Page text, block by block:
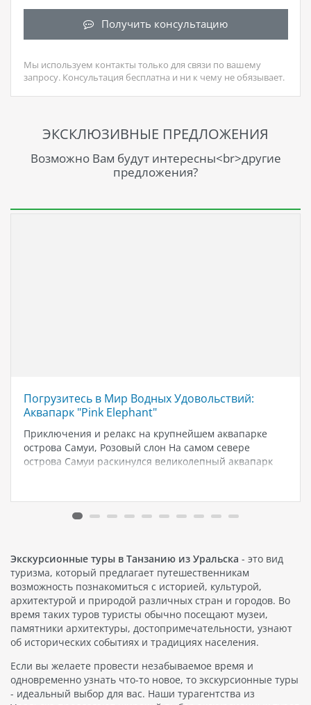
Получить консультацию
Мы используем контакты только для связи по вашему
запросу. Консультация бесплатна и ни к чему не обязывает.
ЭКСКЛЮЗИВНЫЕ ПРЕДЛОЖЕНИЯ
Возможно Вам будут интересны<br>другие
предложения?
Погрузитесь в Мир Водных Удовольствий:
Аквапарк "Pink Elephant"
Приключения и релакс на крупнейшем аквапарке
острова Самуи, Розовый слон На самом севере
острова Самуи раскинулся великолепный аквапарк
жемчужиной острова. Этот аквапарк является
крупнейшим водным…
Экскурсионные туры в Танзанию из Уральска - это вид
туризма, который предлагает путешественникам
возможность познакомиться с историей, культурой,
архитектурой и природой различных стран и городов. Во
время таких туров туристы обычно посещают музеи,
памятники архитектуры, достопримечательности, узнают
об исторических событиях и традициях населения.
Если вы желаете провести незабываемое время и
одновременно узнать что-то новое, то экскурсионные туры
- идеальный выбор для вас. Наши турагентства из